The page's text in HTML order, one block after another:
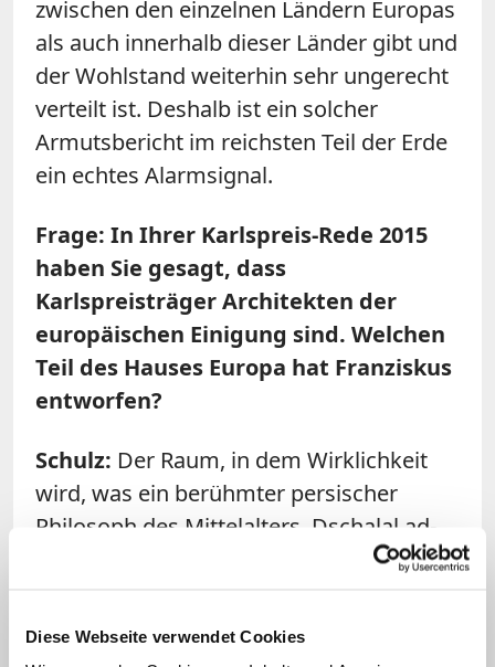
Diese Webseite verwendet Cookies
zwischen den einzelnen Ländern Europas
als auch innerhalb dieser Länder gibt und
der Wohlstand weiterhin sehr ungerecht
verteilt ist. Deshalb ist ein solcher
Armutsbericht im reichsten Teil der Erde
ein echtes Alarmsignal.
Frage: In Ihrer Karlspreis-Rede 2015
haben Sie gesagt, dass
Karlspreisträger Architekten der
europäischen Einigung sind. Welchen
Teil des Hauses Europa hat Franziskus
entworfen?
Schulz: Der Raum, in dem Wirklichkeit
wird, was ein berühmter persischer
Philosoph des Mittelalters, Dschalal ad-
Din ar-Rumi, gesagt hat: Jenseits von
treffen wir uns. Dieser Ort ist vielleicht
das Zimmer, das der Papst in Europa